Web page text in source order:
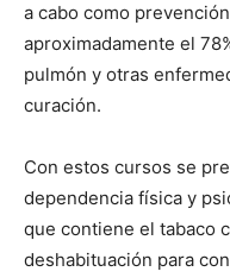
a cabo como
aproximadamente el
pulmón y otras
curación.
Con estos cursos se
dependencia física y
que contiene el tabaco
deshabituación para